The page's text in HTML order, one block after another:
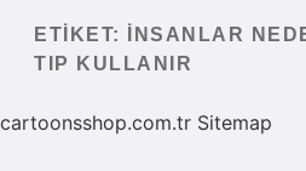
Yasal Uyarı
ETIKET:
İNSANLAR
TIP KULLANIR
cartoonsshop.com.tr Sitemap